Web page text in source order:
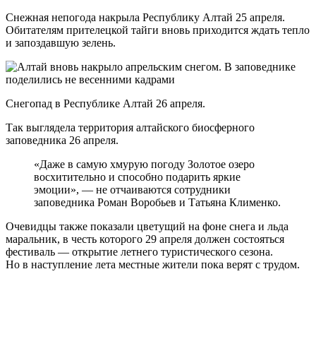
Снежная непогода накрыла Республику Алтай 25 апреля.
Обитателям прителецкой тайги вновь приходится ждать тепло
и запоздавшую зелень.
Снегопад в Республике Алтай 26 апреля.
Так выглядела территория алтайского биосферного
заповедника 26 апреля.
«Даже в самую хмурую погоду Золотое озеро
восхитительно и способно подарить яркие
эмоции», — не отчаиваются сотрудники
заповедника Роман Воробьев и Татьяна Клименко.
Очевидцы также показали цветущий на фоне снега и льда
маральник, в честь которого 29 апреля должен состояться
фестиваль — открытие летнего туристического сезона.
Но в наступление лета местные жители пока верят с трудом.